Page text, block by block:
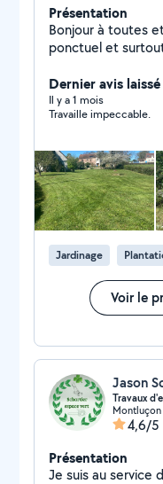
Présentation
Bonjour à toutes et à tous . Jeune
ponctuel et surtout
de haie,
bricolage
à l'enduit, bande
)et extérieur (
votre disposition
Bonne journée à
Dernier avis
Il y a 1 mois
Travaille impeccable.
Jardinage
Voir le
Travaux
4,6/5
Présentation
Je suis au service